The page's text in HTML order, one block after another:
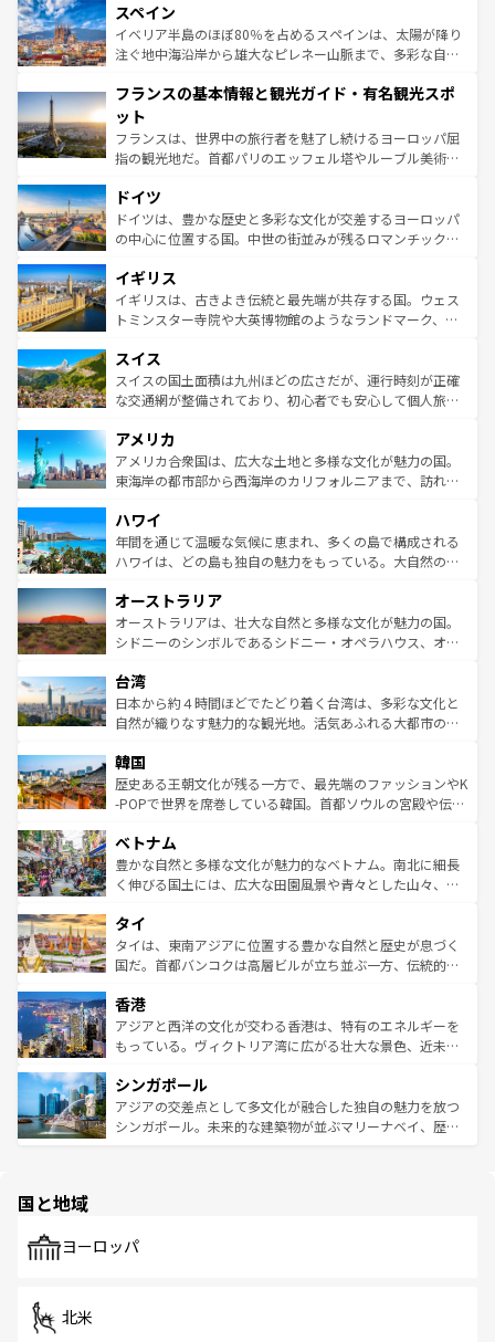
ろん、トスカーナの美しい田園風景やアマルフィ海岸の絶
景など、自然景観も見逃せない。観光の合間には、本場の
ピザやパスタなど、絶品のイタリア料理を堪能することも
ませてくれるイタリアで、忘れられない旅をしてみよう！
なお、新着のイタリア情報は
しい。
スペイン
イベリア半島のほぼ80％を占めるスペインは、太陽が降り
注ぐ地中海沿岸から雄大なピレネー山脈まで、多彩な自然
文化が根付くこの国では、情熱的なフラメンコ、熱気あふ
れる闘牛、そして美味しいタパスが生活の一部となってい
る。首都マドリードの洗練された雰囲気や、バルセロナの
アートに溢れた街角から、地方では古代ローマ遺跡や中世
せる。地方によって風土や気候が異なるスペインはその個
性で訪れる人を魅了する。 なお、新着のスペイン情報は コ
ンテンツ一覧を参照してほしい。
フランスの基本情報と観光ガイド・有名観光スポ
ット
フランスは、世界中の旅行者を魅了し続けるヨーロッパ屈
指の観光地だ。首都パリのエッフェル塔やルーブル美術館
で、幅広い魅力が詰まっている。華麗な宮殿、歴史的な大
聖堂、美しいビーチ、そして豊かな自然が、訪れる者を心
から魅了する。また、フランスは美食の国としても知ら
いる。シャンパンの発祥地であるランス、プロヴァンスの
香り高いラベンダー畑など、多彩な楽しみ方が可能だ。さ
らに、パリ以外の地域にも魅力が溢れており、どの街角に
れる地方に足を運ぶとそれぞれで全く異なる文化を体験で
きるだろう。 なお、新着のフランス情報はコンテンツ一覧
を参照してほしい。
ドイツ
ドイツは、豊かな歴史と多彩な文化が交差するヨーロッパ
の中心に位置する国。中世の街並みが残るロマンチック街
顔を持つこの国は、どこを歩いても飽きることがない。ベ
ルリンの文化的活気、バイエルン州のアルプスの絶景、そ
してライン川沿いのワイン畑といった風景は必見。ビール
は、お酒好きな人にはぜひ体験してほしい。 なお、新着の
ドイツ情報はコンテンツ一覧を参照してほしい。
イギリス
イギリスは、古きよき伝統と最先端が共存する国。ウェス
トミンスター寺院や大英博物館のようなランドマーク、歴
リアごとに異なる魅力がある。また、優雅なアフタヌーン
ティー、ビール好きにはたまらない英国パブ、サッカー観
戦など、本場だからこそできる体験も豊富。イギリスを旅
ンツ一覧を参照してほしい。
スイス
スイスの国土面積は九州ほどの広さだが、運行時刻が正確
な交通網が整備されており、初心者でも安心して個人旅行
の建物がそのまま残る町や、スイスならではのユニークな
博物館もあり、アルプス観光だけでなく町歩きも満喫する
ことができる。国民の所得が高いため物価も高いが、旅行
ば市内交通費無料で観光を楽しむこともできる。 なお、新
着のスイス情報はコンテンツ一覧 を参照してほしい。
アメリカ
アメリカ合衆国は、広大な土地と多様な文化が魅力の国。
東海岸の都市部から西海岸のカリフォルニアまで、訪れる
のような巨大都市は、観光、ショッピング、エンターテイ
ンメントが詰まった刺激的なスポットだ。一方、アメリカ
西部には大自然が広がり、グランドキャニオンやイエロー
部のニューオーリンズでは、音楽と美食が融合した独特の
文化が魅力。旅行者はアメリカの各地域で異なる魅力を楽
しみながら、その多様性と豊かな歴史を感じることができ
ならではの贅沢な旅のスタイルだ。 なお、新着のアメリカ
情報はコンテンツ一覧を参照してほしい。
ハワイ
年間を通じて温暖な気候に恵まれ、多くの島で構成される
ハワイは、どの島も独自の魅力をもっている。大自然の神
ワイ島は見逃せない。また、定番の観光地といえばオアフ
島だが、静かな自然を求めるならマウイ島やカウアイ島が
おすすめ。エメラルドグリーンに輝く海をはじめ、豊かな
れるおもてなしの心で訪れる人々を迎えてくれるハワイの
人々、おいしいローカルフードやハワイアンミュージッ
ク、伝統的なフラダンスなど、すべてがハワイの魅力を彩
ワイを、存分に味わってほしい。 なお、新着のハワイ情報
はコンテンツ一覧を参照してほしい。
オーストラリア
オーストラリアは、壮大な自然と多様な文化が魅力の国。
シドニーのシンボルであるシドニー・オペラハウス、オー
リアリーフや大陸中央部にそびえるウルル（エアーズロッ
ク）、タスマニアの美しい原生林やケアンズの熱帯雨林な
ど、見どころがたくさん。また、カフェやワイン、オージ
いる。アクティビティも充実しており、サーフィンやダイ
ビング、ハイキングなど、アウトドア好きにはたまらな
い。オーストラリアの多彩な魅力を存分に味わいつくそ
参照してほしい。
台湾
日本から約４時間ほどでたどり着く台湾は、多彩な文化と
自然が織りなす魅力的な観光地。活気あふれる大都市の台
ン）、静ひつな山岳地帯である台湾東部など、都市の喧騒
と山間の静けさが共存しており、訪れる人に新しい発見と
驚きをもたらしてくれる。また、奥深い台湾の食文化も魅
容にもいいと評判のスイーツなど、バラエティ豊かな料理
が味わえる。 なお、新着の台湾情報は コンテンツ一覧を参
照してほしい。
韓国
歴史ある王朝文化が残る一方で、最先端のファッションやK
-POPで世界を席巻している韓国。首都ソウルの宮殿や伝統
き、地方に足を延ばせば四季折々の自然美を楽しむことが
できる。そして、キムチや焼肉、絶品のストリートフード
まで、さまざまな韓国料理が待っている。夜には、韓国な
リティに包まれながら、韓国の多彩な魅力を心ゆくまで味
わってみてほしい。 なお、新着の韓国情報はコンテンツ一
覧を参照してほしい。
ベトナム
豊かな自然と多様な文化が魅力的なベトナム。南北に細長
く伸びる国土には、広大な田園風景や青々とした山々、世
急速な発展と共に伝統が息づく。ハノイの古い町並みやホ
ーチミン市のフランス統治時代の建物も、独特の雰囲気を
醸し出している。また、バラエティの豊かさとおいしさで
とつ。フォーやバインミー、ベトナムコーヒーなどは、ぜ
ひ現地で味わいたい。どの地域を訪れてもあたたかい人々
が旅行者を迎えてくれるので、きっと忘れられない旅にな
参照してほしい。
タイ
タイは、東南アジアに位置する豊かな自然と歴史が息づく
国だ。首都バンコクは高層ビルが立ち並ぶ一方、伝統的な
の活気が交差している。北部ではチェンマイなどの山岳地
帯で自然と触れ合い、南部ではプーケットやクラビの美し
いビーチでリゾート気分を楽しむことができる。タイ料理
激する。気候は一年中温暖で、どの季節にも異なる楽しみ
が待っている。親しみやすいタイの人々、仏教を中心とし
た文化、そして多様な観光資源が、訪れる旅人を魅了し続
香港
アジアと西洋の文化が交わる香港は、特有のエネルギーを
もっている。ヴィクトリア湾に広がる壮大な景色、近未来
み、どこを訪れても感動するはず。観光スポットが密集し
ており、効率よく見どころを回れるのも魅力。息をのむよ
うな絶景から文化的な体験まで、香港を存分に楽しみ尽く
シンガポール
アジアの交差点として多文化が融合した独自の魅力を放つ
シンガポール。未来的な建築物が並ぶマリーナベイ、歴史
で、ホーカーズは地元の風情を楽しめる外せないスポット
国と地域
ヨーロッパ
北米